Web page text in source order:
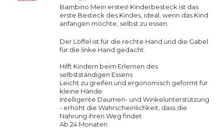
Bambino Mein erstes! Kinderbesteck ist das
erste Besteck des Kindes, ideal, wenn das Kind
anfangen möchte, selbst zu essen.
Der Löffel ist für die rechte Hand und die Gabel
für die linke Hand gedacht.
Hilft Kindern beim Erlernen des
selbstständigen Essens
Leicht zu greifen und ergonomisch geformt für
kleine Hände
Intelligente Daumen- und Winkelunterstützung
- erhöht die Wahrscheinlichkeit, dass die
Nahrung ihren Weg findet
Ab 24 Monaten